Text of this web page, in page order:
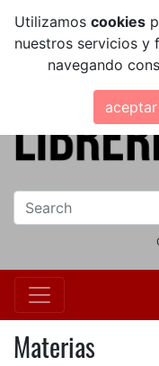
Utilizamos cookies
nuestros servicios y
navegando
aceptar
Materias